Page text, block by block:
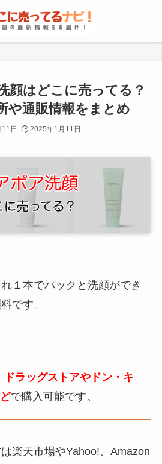
顔はどこに売ってる？
や通販情報をまとめ
日 2025年1月11日
１本でパックと洗顔ができ
です。
ドラッグストアやドン・キ
で購入可能です。
楽天市場やYahoo!、Amazon